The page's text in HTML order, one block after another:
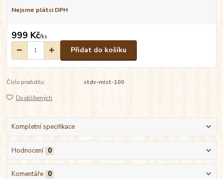
Nejsme plátci DPH
999 Kč/ks
Přidat do košíku
Číslo produktu: stdv-mist-100
Do oblíbených
Kompletní specifikace
Hodnocení 0
Komentáře 0